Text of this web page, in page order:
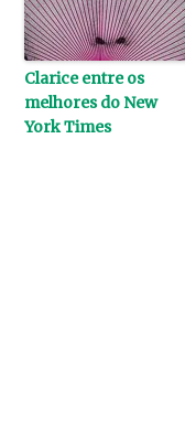
Clarice entre os
melhores do New
York Times